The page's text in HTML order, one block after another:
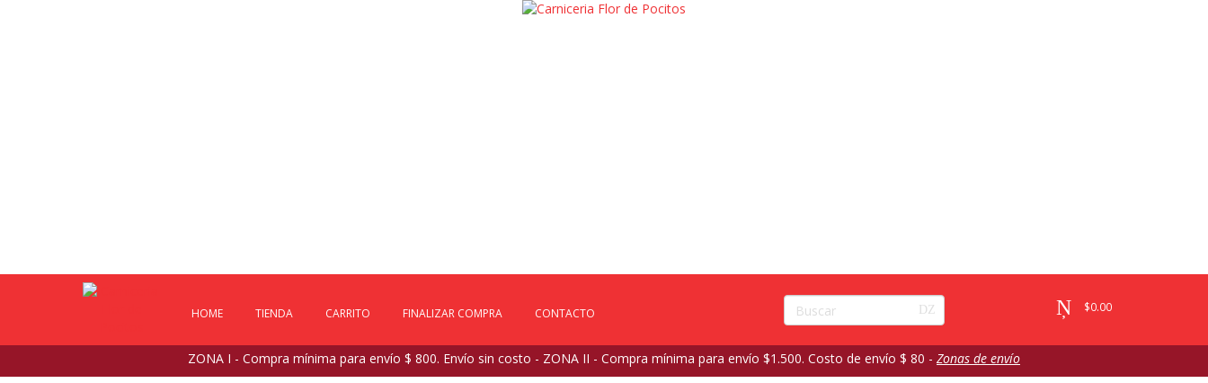
HOME TIENDA CARRITO FINALIZAR COMPRA CONTACTO $0.00
ZONA I - Compra mínima para envío $ 800. Envío sin costo - ZONA II - Compra mínima para envío $1.500. Costo de envío $ 80 - Zonas de envío